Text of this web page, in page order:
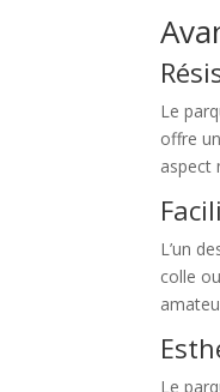
Le
offre
aspect
L’un
colle
Le